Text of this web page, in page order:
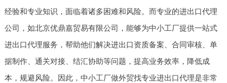
经验和专业知识，面临着诸多困难和风险。而专业的进出口代理
公司，如北京优鼎嘉贸易有限公司，能够为中小工厂提供一站式
进出口代理服务，帮助他们解决进出口资质备案、合同审核、单
据制作、通关对接、结汇协助等问题，提高业务效率，降低成
本，规避风险。因此，中小工厂做外贸找专业进出口代理是非常